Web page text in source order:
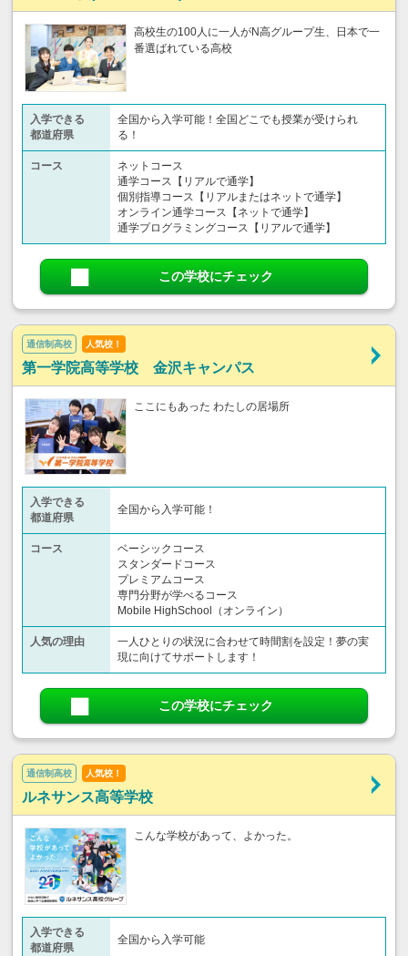
高校生の100人に一人がN高グループ生、日本で一
番選ばれている高校
入学できる
都道府県
全国から入学可能！全国どこでも授業が受けられ
る！
コース
ネットコース
通学コース【リアルで通学】
個別指導コース【リアルまたはネットで通学】
オンライン通学コース【ネットで通学】
通学プログラミングコース【リアルで通学】
この学校にチェック
通信制高校 人気校！
第一学院高等学校 金沢キャンパス
ここにもあった わたしの居場所
入学できる
都道府県
全国から入学可能！
コース
ベーシックコース
スタンダードコース
プレミアムコース
専門分野が学べるコース
Mobile HighSchool（オンライン）
人気の理由
一人ひとりの状況に合わせて時間割を設定！夢の実
現に向けてサポートします！
この学校にチェック
通信制高校 人気校！
ルネサンス高等学校
こんな学校があって、よかった。
入学できる
都道府県
全国から入学可能